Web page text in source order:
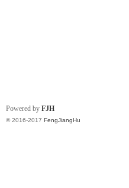
Powered by FJH
© 2016-2017 FengJiangHu